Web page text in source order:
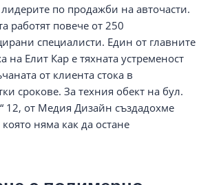
по продажби на авточасти.
работят повече от 250
специалисти. Един от главните
на Елит Кар е тяхната устременост
от клиента стока в
срокове. За техния обект на бул.
12, от Медия Дизайн създадохме
няма как да остане